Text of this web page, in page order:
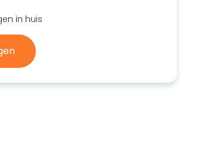
in huis